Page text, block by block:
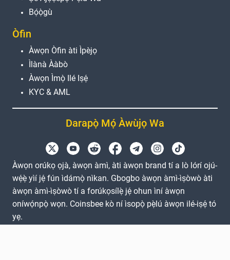
Bọ́ọ̀gù
Òfin
Àwọn Òfin àti Ìpèjọ
Ìlànà Ààbò
Àwọn Ìmọ̀ Ilé Iṣẹ́
KYC & AML
Darapọ̀ Mọ́ Àwùjọ Wa
Àwọn orúkọ ọjà, àwọn àmì, àti àwọn brand tí a lò lórí ojú-
wẹ́ẹ̀ yìí jẹ́ fún ìdámọ̀ nìkan. Gbogbo àwọn àmì-ìṣòwò àti
àwọn àmì-ìṣòwò tí a forúkọsílẹ̀ jẹ́ ohun ìní àwọn
oníwọ́npọ̀ wọn. Coinsbee kò ní ìsopọ̀ pẹ̀lú àwọn ilé-iṣẹ́ tó
yẹ.